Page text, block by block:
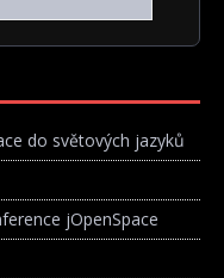
do světových jazyků
jOpenSpace